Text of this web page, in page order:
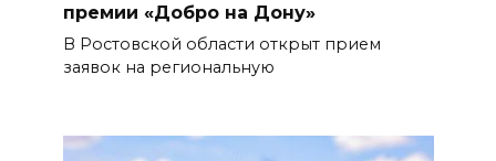
премии «Добро на Дону»
В Ростовской области открыт прием
заявок на региональную